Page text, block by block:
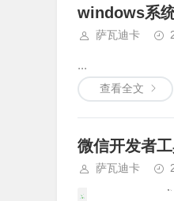
windows系
萨瓦迪卡
...
查看全文
微信开发者
萨瓦迪卡